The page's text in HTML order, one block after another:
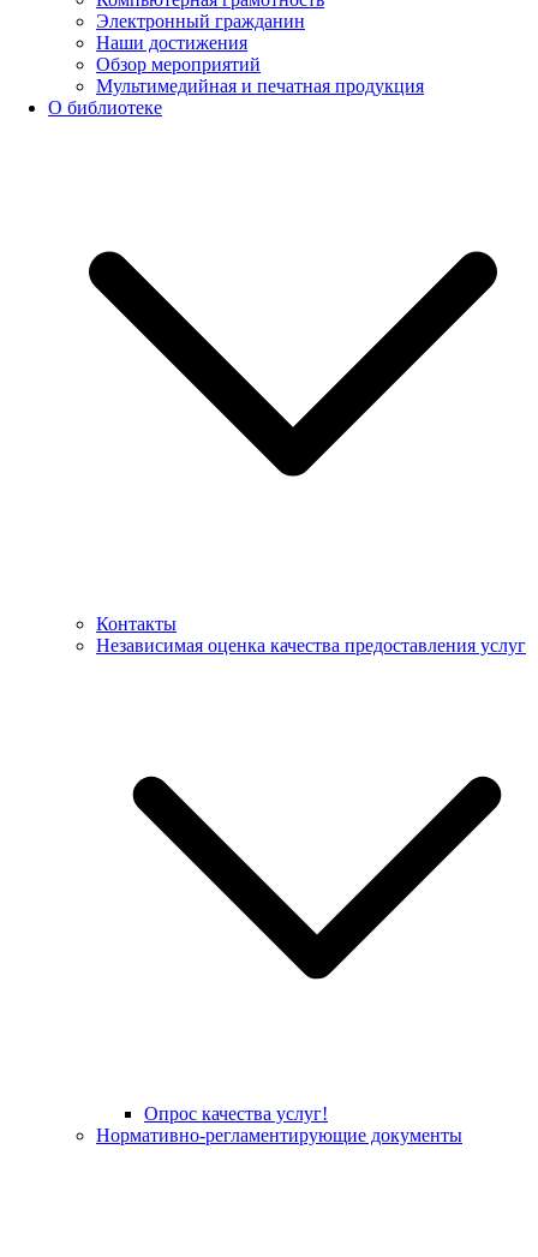
Электронный гражданин
Наши достижения
Обзор мероприятий
Мультимедийная и печатная продукция
О библиотеке
Контакты
Независимая оценка качества предоставления услуг
Опрос качества услуг!
Нормативно-регламентирующие документы